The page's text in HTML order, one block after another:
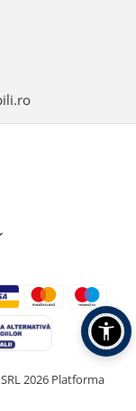
2026 Platforma